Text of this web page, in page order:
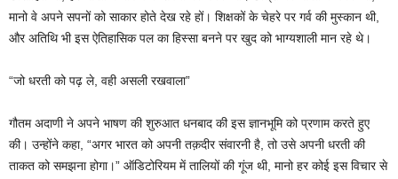
मानो वे अपने सपनों को साकार होते देख रहे हों। शिक्षकों के चेहरे पर गर्व की मुस्कान थी,
और अतिथि भी इस ऐतिहासिक पल का हिस्सा बनने पर खुद को भाग्यशाली मान रहे थे।
“जो धरती को पढ़ ले, वही असली रखवाला”
गौतम अदाणी ने अपने भाषण की शुरुआत धनबाद की इस ज्ञानभूमि को प्रणाम करते हुए
की। उन्होंने कहा, “अगर भारत को अपनी तक़दीर संवारनी है, तो उसे अपनी धरती की
ताकत को समझना होगा।” ऑडिटोरियम में तालियों की गूंज थी, मानो हर कोई इस विचार से